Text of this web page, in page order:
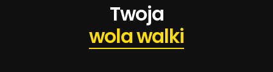
Twoja
siłownia